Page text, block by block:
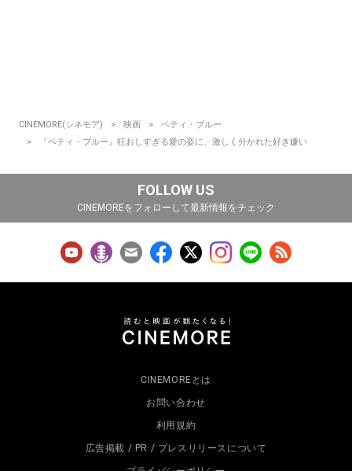
CINEMORE(シネモア) 映画
ベティ・ブルー
『ベティ・ブルー』狂おしすぎる愛の姿に、激しく分かれた好き嫌い
FOLLOW US
CINEMOREをフォローして最新情報をチェック
CINEMOREとは
お問い合わせ
利用規約
広告掲載 / PR / プレスリリースについて